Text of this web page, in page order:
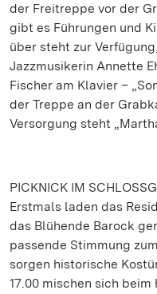
der Freitreppe vor der
gibt es Führungen und
über steht zur
Jazzmusikerin Annette
Fischer am Klavier –
der Treppe an der
Versorgung steht
PICKNICK IM
Erstmals laden das
das Blühende Barock
passende Stimmung
sorgen historische
17.00 mischen sich